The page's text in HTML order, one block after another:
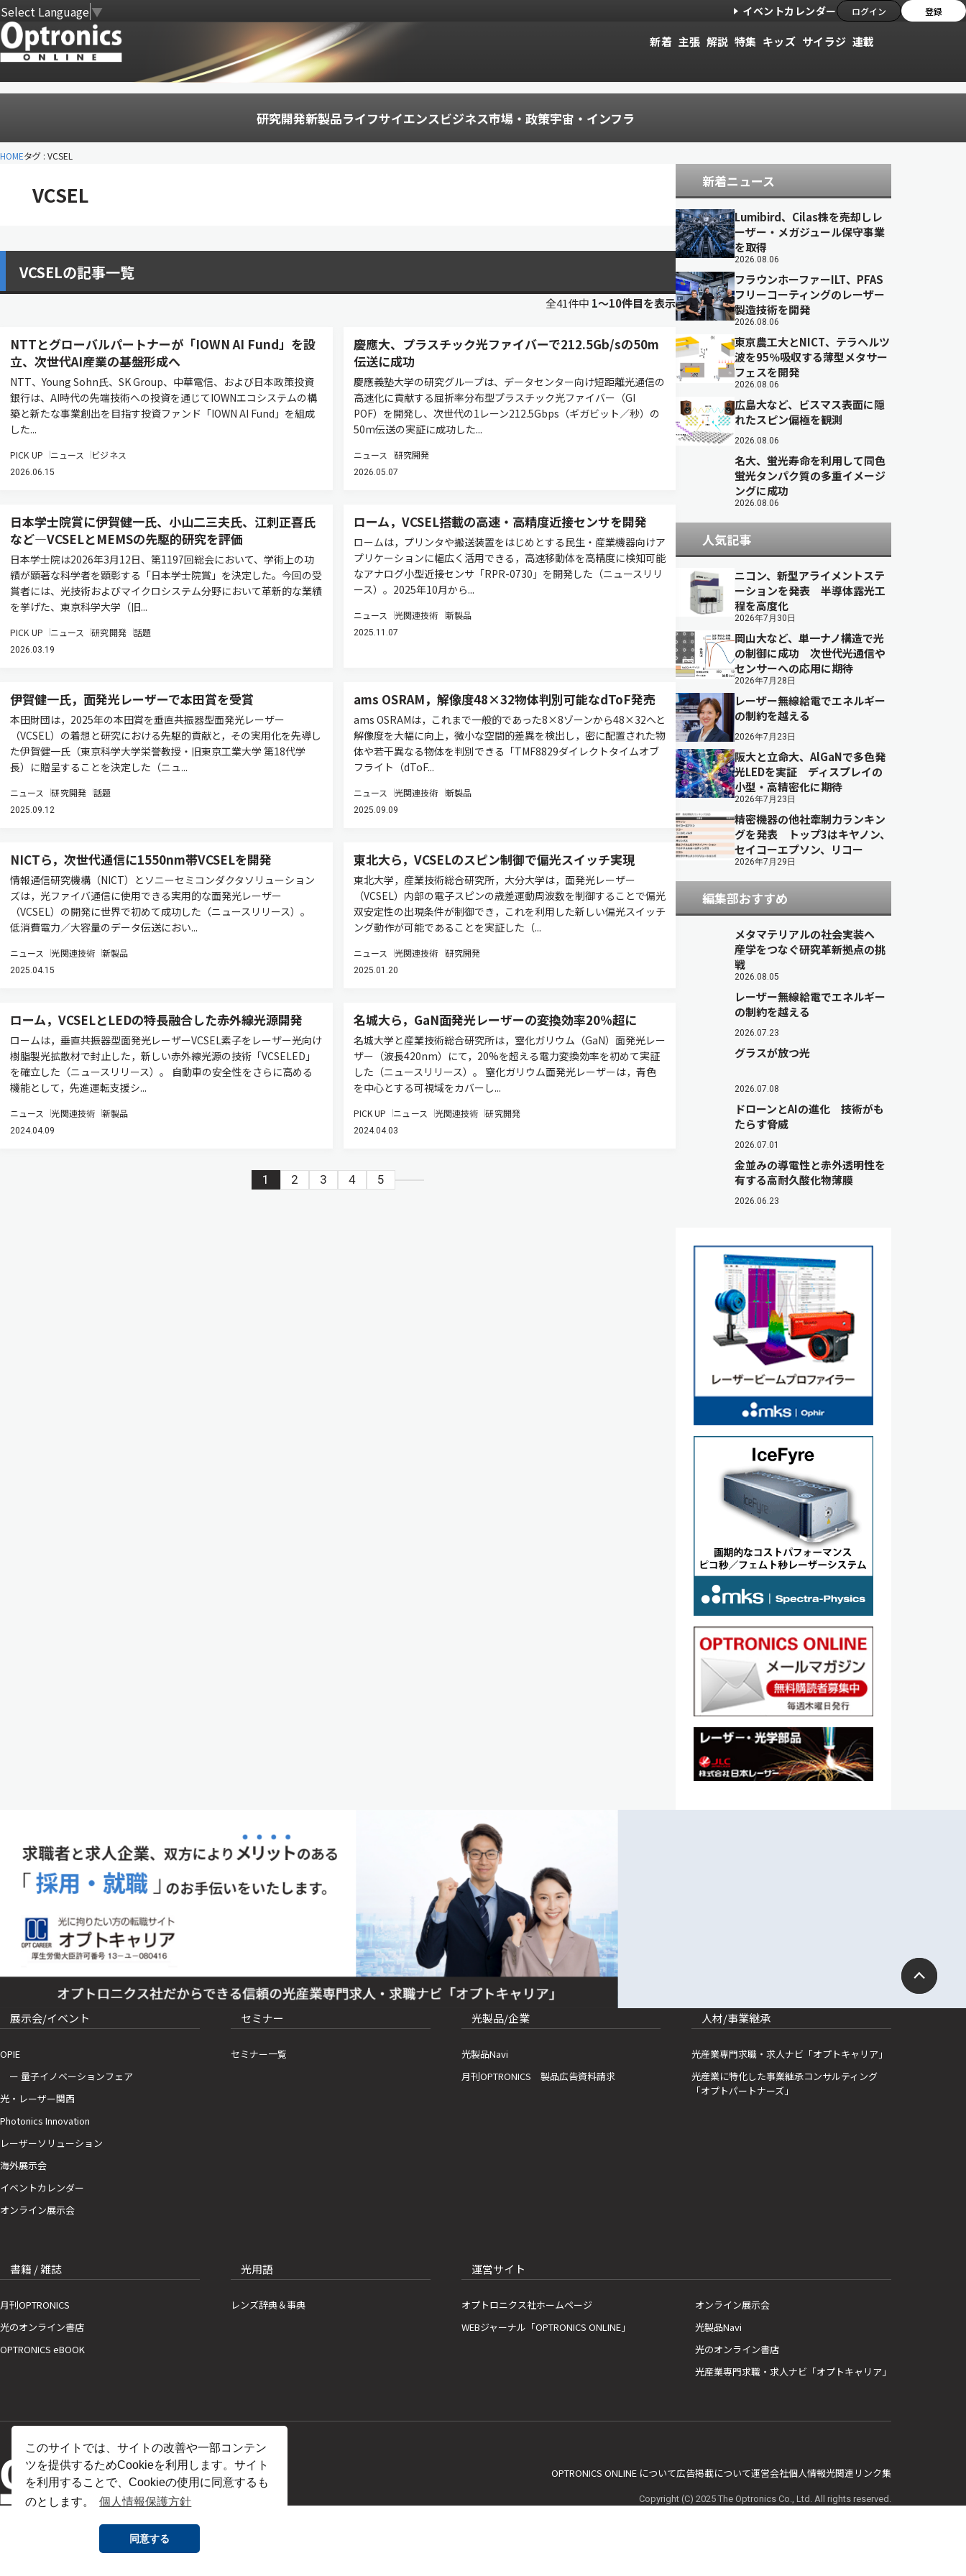
このサイトでは、サイトの改善や一部コンテン
ツを提供するためCookieを利用します。サイト
を利用することで、Cookieの使用に同意するも
のとします。
個人情報保護方針
同意する
Select Language▼ イベントカレンダー ログイン 登録
新着 主張 解説 特集 キッズ サイラジ 連載
研究開発新製品ライフサイエンスビジネス市場・政策宇宙・インフラ
HOMEタグ : VCSEL
VCSEL
VCSELの記事一覧
全41件中 1〜10件目を表示
NTTとグローバルパートナーが「IOWN AI Fund」を設
立、次世代AI産業の基盤形成へ
NTT、Young Sohn氏、SK Group、中華電信、および日本政策投資
銀行は、AI時代の先端技術への投資を通じてIOWNエコシステムの構
築と新たな事業創出を目指す投資ファンド「IOWN AI Fund」を組成
した...
PICK UP ニュース ビジネス
2026.06.15
慶應大、プラスチック光ファイバーで212.5Gb/sの50m
伝送に成功
慶應義塾大学の研究グループは、データセンター向け短距離光通信の
高速化に貢献する屈折率分布型プラスチック光ファイバー（GI
POF）を開発し、次世代の1レーン212.5Gbps（ギガビット／秒）の
50m伝送の実証に成功した...
ニュース 研究開発
2026.05.07
日本学士院賞に伊賀健一氏、小山二三夫氏、江刺正喜氏
など―VCSELとMEMSの先駆的研究を評価
日本学士院は2026年3月12日、第1197回総会において、学術上の功
績が顕著な科学者を顕彰する「日本学士院賞」を決定した。今回の受
賞者には、光技術およびマイクロシステム分野において革新的な業績
を挙げた、東京科学大学（旧...
PICK UP ニュース 研究開発 話題
2026.03.19
ローム，VCSEL搭載の高速・高精度近接センサを開発
ロームは，プリンタや搬送装置をはじめとする民生・産業機器向けア
プリケーションに幅広く活用できる，高速移動体を高精度に検知可能
なアナログ小型近接センサ「RPR-0730」を開発した（ニュースリリ
ース）。2025年10月から...
ニュース 光関連技術 新製品
2025.11.07
伊賀健一氏，面発光レーザーで本田賞を受賞
本田財団は，2025年の本田賞を垂直共振器型面発光レーザー
（VCSEL）の着想と研究における先駆的貢献と，その実用化を先導し
た伊賀健一氏（東京科学大学栄誉教授・旧東京工業大学 第18代学
長）に贈呈することを決定した（ニュ...
ニュース 研究開発 話題
2025.09.12
ams OSRAM，解像度48×32物体判別可能なdToF発売
ams OSRAMは，これまで一般的であった8×8ゾーンから48×32へと
解像度を大幅に向上，微小な空間的差異を検出し，密に配置された物
体や若干異なる物体を判別できる「TMF8829ダイレクトタイムオブ
フライト（dToF...
ニュース 光関連技術 新製品
2025.09.09
NICTら，次世代通信に1550nm帯VCSELを開発
情報通信研究機構（NICT）とソニーセミコンダクタソリューション
ズは，光ファイバ通信に使用できる実用的な面発光レーザー
（VCSEL）の開発に世界で初めて成功した（ニュースリリース）。
低消費電力／大容量のデータ伝送におい...
ニュース 光関連技術 新製品
2025.04.15
東北大ら，VCSELのスピン制御で偏光スイッチ実現
東北大学，産業技術総合研究所，大分大学は，面発光レーザー
（VCSEL）内部の電子スピンの歳差運動周波数を制御することで偏光
双安定性の出現条件が制御でき，これを利用した新しい偏光スイッチ
ング動作が可能であることを実証した（...
ニュース 光関連技術 研究開発
2025.01.20
ローム，VCSELとLEDの特長融合した赤外線光源開発
ロームは，垂直共振器型面発光レーザーVCSEL素子をレーザー光向け
樹脂製光拡散材で封止した，新しい赤外線光源の技術「VCSELED」
を確立した（ニュースリリース）。 自動車の安全性をさらに高める
機能として，先進運転支援シ...
ニュース 光関連技術 新製品
2024.04.09
名城大ら，GaN面発光レーザーの変換効率20%超に
名城大学と産業技術総合研究所は，窒化ガリウム（GaN）面発光レー
ザー（波長420nm）にて，20%を超える電力変換効率を初めて実証
した（ニュースリリース）。 窒化ガリウム面発光レーザーは，青色
を中心とする可視域をカバーし...
PICK UP ニュース 光関連技術 研究開発
2024.04.03
1 2 3 4 5
新着ニュース
Lumibird、Cilas株を売却しレ
ーザー・メガジュール保守事業
を取得
2026.08.06
フラウンホーファーILT、PFAS
フリーコーティングのレーザー
製造技術を開発
2026.08.06
東京農工大とNICT、テラヘルツ
波を95％吸収する薄型メタサー
フェスを開発
2026.08.06
広島大など、ビスマス表面に隠
れたスピン偏極を観測
2026.08.06
名大、蛍光寿命を利用して同色
蛍光タンパク質の多重イメージ
ングに成功
2026.08.06
人気記事
ニコン、新型アライメントステ
ーションを発表 半導体露光工
程を高度化
2026年7月30日
岡山大など、単一ナノ構造で光
の制御に成功 次世代光通信や
センサーへの応用に期待
2026年7月28日
レーザー無線給電でエネルギー
の制約を越える
2026年7月23日
阪大と立命大、AlGaNで多色発
光LEDを実証 ディスプレイの
小型・高精密化に期待
2026年7月23日
精密機器の他社牽制力ランキン
グを発表 トップ3はキヤノン、
セイコーエプソン、リコー
2026年7月29日
編集部おすすめ
メタマテリアルの社会実装へ
産学をつなぐ研究革新拠点の挑
戦
2026.08.05
レーザー無線給電でエネルギー
の制約を越える
2026.07.23
グラスが放つ光
2026.07.08
ドローンとAIの進化 技術がも
たらす脅威
2026.07.01
金並みの導電性と赤外透明性を
有する高耐久酸化物薄膜
2026.06.23
展示会/イベント
OPIE
ー 量子イノベーションフェア
光・レーザー関西
Photonics Innovation
レーザーソリューション
海外展示会
イベントカレンダー
オンライン展示会
セミナー
セミナー一覧
光製品/企業
光製品Navi
月刊OPTRONICS 製品広告資料請求
人材/事業継承
光産業専門求職・求人ナビ「オプトキャリア」
光産業に特化した事業継承コンサルティング
「オプトパートナーズ」
書籍 / 雑誌
月刊OPTRONICS
光のオンライン書店
OPTRONICS eBOOK
光用語
レンズ辞典＆事典
運営サイト
オプトロニクス社ホームページ
WEBジャーナル「OPTRONICS ONLINE」
オンライン展示会
光製品Navi
光のオンライン書店
光産業専門求職・求人ナビ「オプトキャリア」
OPTRONICS ONLINE について広告掲載について運営会社個人情報光関連リンク集
Copyright (C) 2025 The Optronics Co., Ltd. All rights reserved.